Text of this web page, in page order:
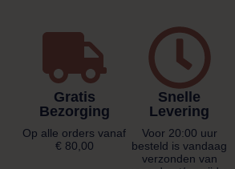
Gratis
Bezorging
Op alle orders vanaf
€ 80,00
Snelle
Levering
Voor 20:00 uur
besteld is vandaag
verzonden van